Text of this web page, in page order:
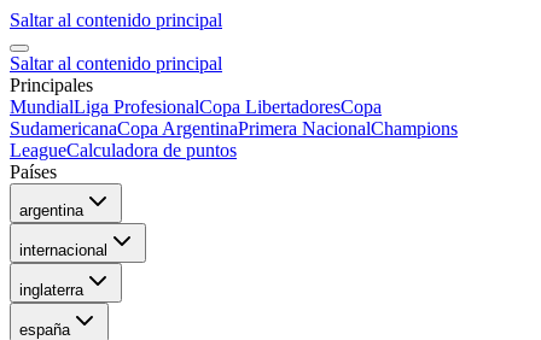
Saltar al contenido principal
Saltar al contenido principal
Principales
MundialLiga ProfesionalCopa LibertadoresCopa
SudamericanaCopa ArgentinaPrimera NacionalChampions
LeagueCalculadora de puntos
Países
argentina
internacional
inglaterra
españa